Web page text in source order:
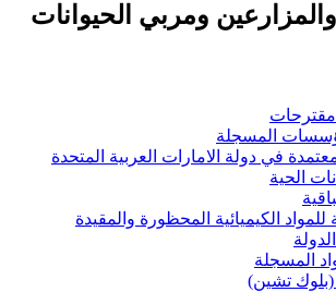
والمزارعين ومربي الحيوانات
المسجلة
في دولة الامارات العربية المتحدة
الحية
للمواد الكيميائية المحظورة والمقيدة
المسجلة
(بلوك تشين)